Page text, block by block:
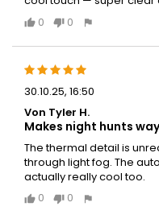
0
0
30.10.25, 16:50
Von Tyler H.
Makes night hunts
The thermal detail is
through light fog. The
actually really cool too.
0
0